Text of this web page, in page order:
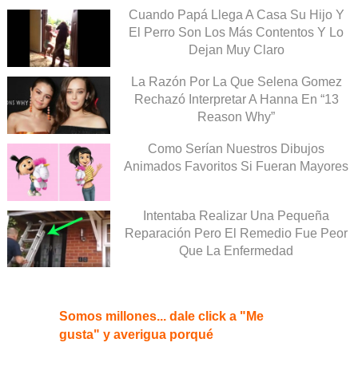
Cuando Papá Llega A Casa Su Hijo Y
El Perro Son Los Más Contentos Y Lo
Dejan Muy Claro
La Razón Por La Que Selena Gomez
Rechazó Interpretar A Hanna En “13
Reason Why”
Como Serían Nuestros Dibujos
Animados Favoritos Si Fueran Mayores
Intentaba Realizar Una Pequeña
Reparación Pero El Remedio Fue Peor
Que La Enfermedad
Somos millones... dale click a "Me
gusta" y averigua porqué